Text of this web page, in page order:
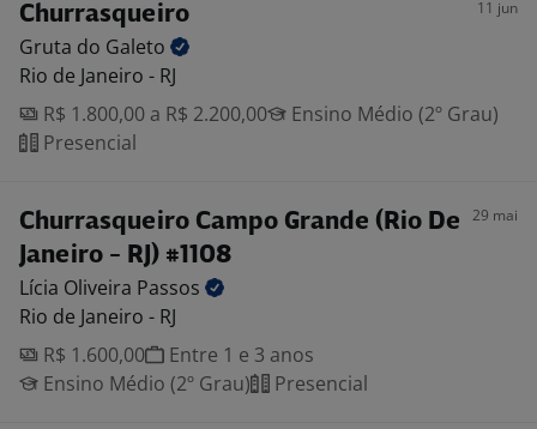
Churrasqueiro 11 jun
Gruta do Galeto
Rio de Janeiro - RJ
R$ 1.800,00 a R$ 2.200,00
Ensino Médio (2º Grau)
Presencial
Churrasqueiro Campo Grande (Rio De
Janeiro - RJ) #1108
29 mai
Lícia Oliveira Passos
Rio de Janeiro - RJ
R$ 1.600,00
Entre 1 e 3 anos
Ensino Médio (2º Grau)
Presencial